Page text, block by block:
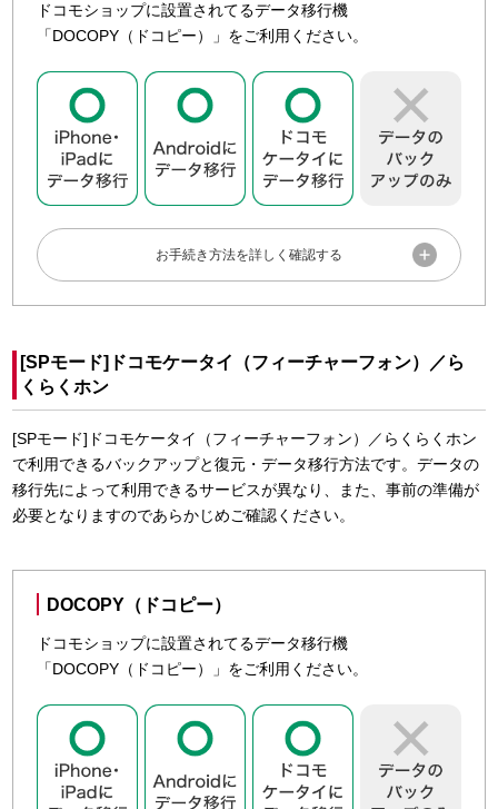
機種変更したスマートフォン・タブレットを起動し、アカウ
App Storeで「dアカウント設定アプリ」をインストール
し、dアカウントの設定をしましょう。
ご利用中のdアカウントを設定する
Googleアカウントの設定をしましょう。Googleドライブ
にバックアップされている、機種変更前のデータを引継
ぐことができます。
Googleドライブについて、詳しくは「 GoogleのWebサイ
ト
」でご確認ください。
当日は「ドコモデータコピー」アプリを使いデータ移行をお
こないますので、お使いの機種にアプリのインストールをお
願いいたします。
ドコモデータコピー

ご来店をお待ちしています
ドコモショップ／d gardenを検索
する
ドコモショップに設置されてるデータ移行機
「DOCOPY（ドコピー）」をご利用ください。
ドコモショップに設置されている専用機器「DOCOPY（ド
コピー）」を使って、Android スマートフォン・ドコモ ケー
タイ・iPhone・他社端末間のデータ移行などを行うことがで
きます。
ドコモショップによっては、DOCOPY（ドコピー）の機能やサービ
ス内容が異なる場合があります。また、一部対象とならない機種が
あります。事前にドコモのコールセンタもしくはドコモショップへ
DOCOPY（ドコピー） 
する
[SPモード]ドコモケータイ（フィーチャーフォン）／ら
くらくホン
[SPモード]ドコモケータイ（フィーチャーフォン）／らくらくホン
で利用できるバックアップと復元・データ移行方法です。データの
移行先によって利用できるサービスが異なり、また、事前の準備が
必要となりますのであらかじめご確認ください。
DOCOPY（ドコピー）
ドコモショップに設置されてるデータ移行機
「DOCOPY（ドコピー）」をご利用ください。